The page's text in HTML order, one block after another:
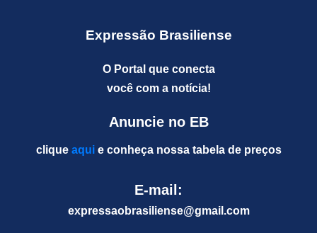
Expressão Brasiliense
O Portal que conecta
você com a notícia!
Anuncie no EB
clique aquie conheça nossa tabela de preços
E-mail:
expressaobrasiliense@gmail.com